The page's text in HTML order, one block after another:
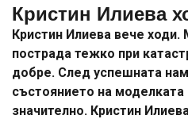
Кристин Илиева
Кристин Илиева вече
пострада тежко при
добре. След успешната
състоянието на
значително. Кристин